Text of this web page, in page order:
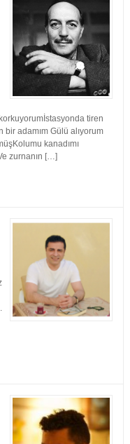
tiren
adamım Gülü alıyorum
kanadımı
zurnanın […]